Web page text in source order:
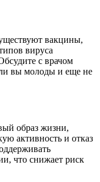
вакцины,
вируса
с врачом
вы молоды и еще не
образ жизни,
активность и отказ
что снижает риск